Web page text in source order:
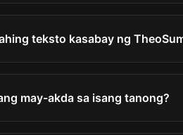
teksto kasabay ng
may-akda sa isang tanong?